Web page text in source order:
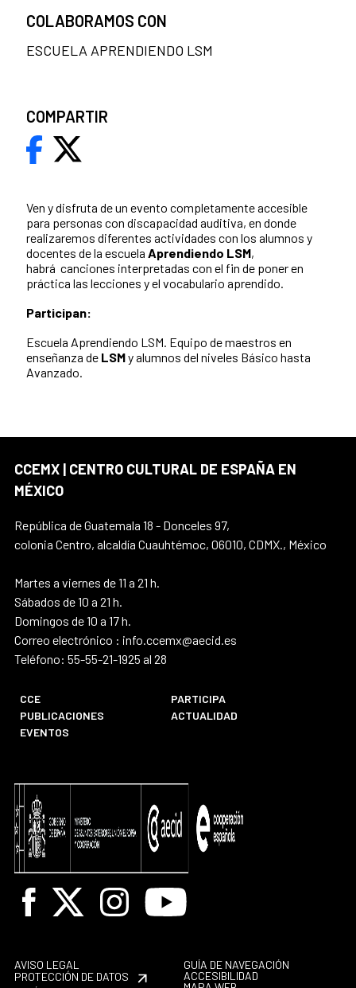
Ven y disfruta de un evento completamente accesible
para personas con discapacidad auditiva, en donde
realizaremos diferentes actividades con los alumnos y
docentes de la escuela Aprendiendo LSM,
habrá canciones interpretadas con el fin de poner en
práctica las lecciones y el vocabulario aprendido.
Participan:
Escuela Aprendiendo LSM. Equipo de maestros en
enseñanza de LSMy alumnos del niveles Básico hasta
Avanzado.
COLABORAMOS CON
ESCUELA APRENDIENDO LSM
COMPARTIR
CCEMX | CENTRO CULTURAL DE ESPAÑA EN
MÉXICO
República de Guatemala 18 - Donceles 97,
colonia Centro, alcaldía Cuauhtémoc, 06010, CDMX., México
Martes a viernes de 11 a 21 h.
Sábados de 10 a 21 h.
Domingos de 10 a 17 h.
Correo electrónico : info.ccemx@aecid.es
Teléfono: 55-55-21-1925 al 28
CCE
PARTICIPA
PUBLICACIONES
ACTUALIDAD
EVENTOS
Facebook
X InstagramYoutube
AVISO LEGAL
PROTECCIÓN DE DATOS
GUÍA DE NAVEGACIÓN
ACCESIBILIDAD